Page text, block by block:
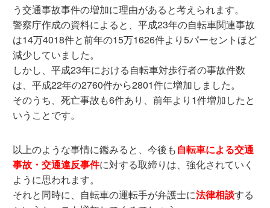
う交通事故事件の増加に理由があると考えられます。
警察庁作成の資料によると、平成23年の自転車関連事故
は14万4018件と前年の15万1626件より5パーセントほど
減少していました。
しかし、平成23年における自転車対歩行者の事故件数
は、平成22年の2760件から2801件に増加しました。
そのうち、死亡事故も6件あり、前年より1件増加したと
いうことです。
以上のような事情に鑑みると、今後も自転車による交通
事故・交通違反事件に対する取締りは、強化されていく
ように思われます。
それと同時に、自転車の運転手が弁護士に法律相談する